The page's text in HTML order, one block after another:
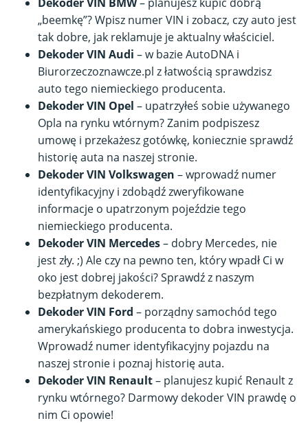
„beemkę”? Wpisz numer VIN i zobacz, czy auto jest
tak dobre, jak reklamuje je aktualny właściciel.
Dekoder VIN Audi – w bazie AutoDNA i
Biurorzeczoznawcze.pl z łatwością sprawdzisz
auto tego niemieckiego producenta.
Dekoder VIN Opel – upatrzyłeś sobie używanego
Opla na rynku wtórnym? Zanim podpiszesz
umowę i przekażesz gotówkę, koniecznie sprawdź
historię auta na naszej stronie.
Dekoder VIN Volkswagen – wprowadź numer
identyfikacyjny i zdobądź zweryfikowane
informacje o upatrzonym pojeździe tego
niemieckiego producenta.
Dekoder VIN Mercedes– dobry Mercedes, nie
jest zły. ;) Ale czy na pewno ten, który wpadł Ci w
oko jest dobrej jakości? Sprawdź z naszym
bezpłatnym dekoderem.
Dekoder VIN Ford – porządny samochód tego
amerykańskiego producenta to dobra inwestycja.
Wprowadź numer identyfikacyjny pojazdu na
naszej stronie i poznaj historię auta.
Dekoder VIN Renault– planujesz kupić Renault z
rynku wtórnego? Darmowy dekoder VIN prawdę o
nim Ci opowie!